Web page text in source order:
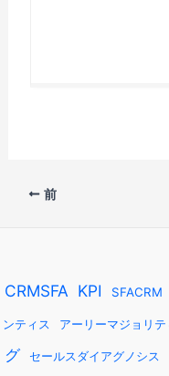
前
CRMSFA KPI SFACRM
ンティス アーリーマジョリテ
グ
セールスダイアグノシス